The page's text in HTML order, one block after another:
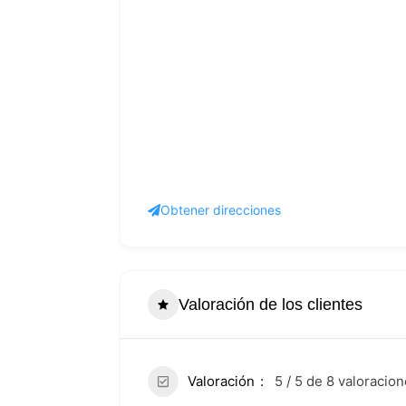
Obtener direcciones
Valoración de los clientes
Valoración 5 / 5 de 8